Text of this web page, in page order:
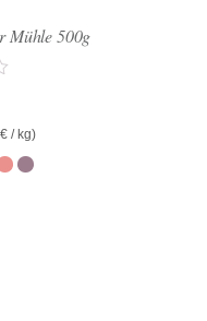
Mühle 500g
€/ kg)